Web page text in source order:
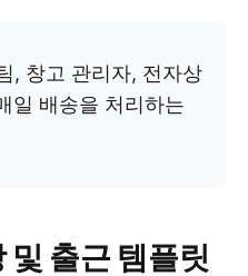
, 창고 관리자, 전자상
일 배송을 처리하는
출근 템플릿